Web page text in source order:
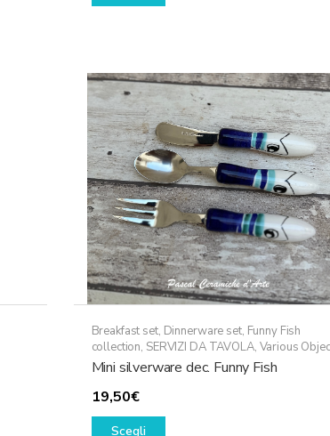
Le
opzioni
possono
essere
scelte
nella
pagina
del
prodotto
Breakfast set, Dinnerware set, Funny Fish
collection, SERVIZI DA TAVOLA, Various
Mini silverware dec. Funny Fish
19,50€
Scegli
Questo